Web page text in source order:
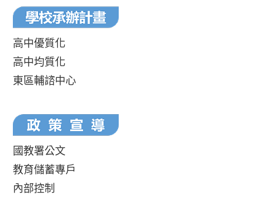
高中優質化
高中均質化
東區輔諮中心
國教署公文
教育儲蓄專戶
內部控制